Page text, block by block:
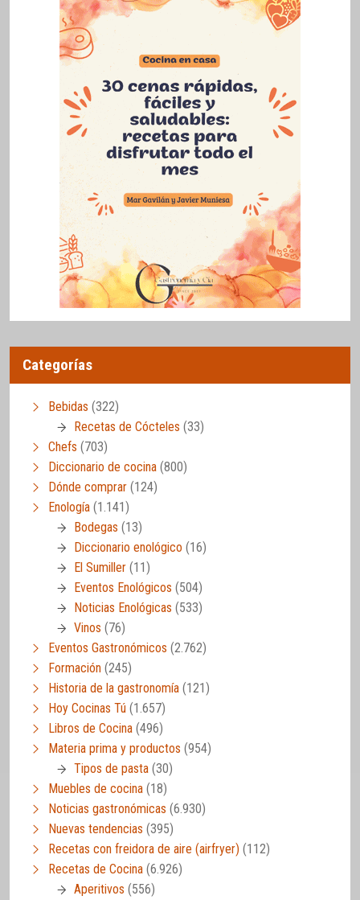
Categorías
Bebidas (322)
Recetas de Cócteles (33)
Chefs (703)
Diccionario de cocina (800)
Dónde comprar (124)
Enología (1.141)
Bodegas (13)
Diccionario enológico (16)
El Sumiller (11)
Eventos Enológicos (504)
Noticias Enológicas (533)
Vinos (76)
Eventos Gastronómicos (2.762)
Formación (245)
Historia de la gastronomía (121)
Hoy Cocinas Tú (1.657)
Libros de Cocina (496)
Materia prima y productos (954)
Tipos de pasta (30)
Muebles de cocina (18)
Noticias gastronómicas (6.930)
Nuevas tendencias (395)
Recetas con freidora de aire (airfryer) (112)
Recetas de Cocina (6.926)
Aperitivos (556)